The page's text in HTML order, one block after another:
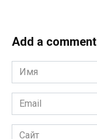
Add a comment
Имя
*
Email
*
Сайт